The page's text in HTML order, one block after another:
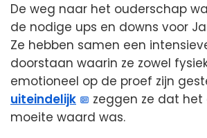
De weg naar het ouderschap
de nodige ups en downs voor
Ze hebben samen een
doorstaan waarin ze zowel
emotioneel op de proef zijn
uiteindelijk
zeggen ze dat
moeite waard was.